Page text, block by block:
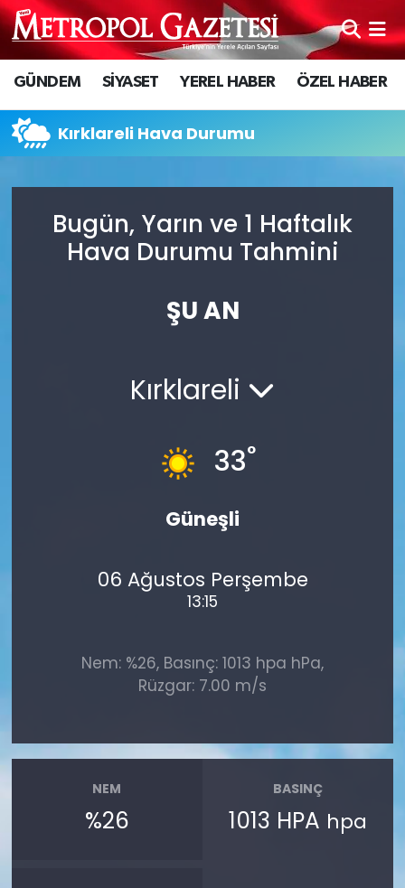
GÜNDEM SİYASET YEREL HABER ÖZEL HABER
Kırklareli Hava Durumu
Bugün, Yarın ve 1 Haftalık
Hava Durumu Tahmini
ŞU AN
Kırklareli
33°
Güneşli
06 Ağustos Perşembe
13:15
Nem: %26, Basınç: 1013 hpa hPa,
Rüzgar: 7.00 m/s
NEM
%26
BASINÇ
1013 HPA hpa
Hava Durumu
Trafik Durumu
Süper Lig Puan Durumu ve Fikstür
Son Dakika Haberleri